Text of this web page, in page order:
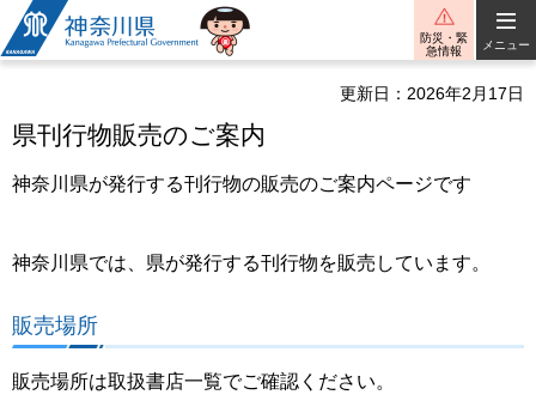
神奈川県
防災・緊
急情報
メニュー
更新日：2026年2月17日
県刊行物販売のご案内
神奈川県が発行する刊行物の販売のご案内ページです
神奈川県では、県が発行する刊行物を販売しています。
販売場所
販売場所は取扱書店一覧でご確認ください。